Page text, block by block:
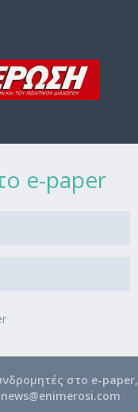
e-paper
στο e-paper,
news@enimerosi.com